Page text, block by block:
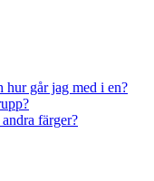
hur går jag med i en?
färger?